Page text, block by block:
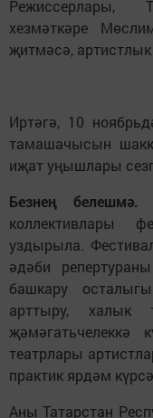
Режиссерлары,
хезмәткәре
җитмәсә,
Иртәгә, 10
тамашачысын
иҗат уңышлары
Безнең белешмә.
коллективлары
уздырыла.
әдәби
башкару
арттыру, халык
җәмәгатьчелеккә
театрлары
практик ярдәм
Аны Татарстан